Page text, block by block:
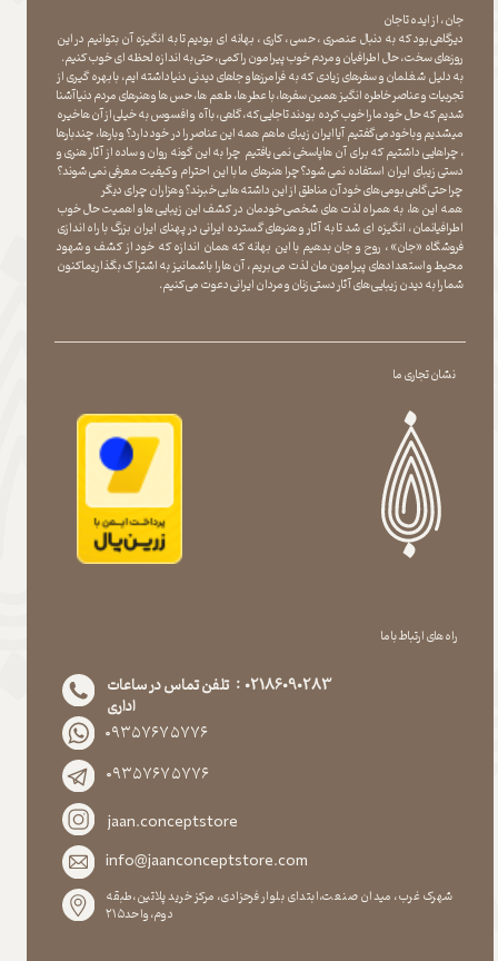
نشان تجاری ما
جان ، از ایده تا جان
دیرگاهی بود که به دنبال عنصری ، حسی ، کاری ، بهانه ای بودیم تا به انگیزه آن بتوانیم در این
روزهای سخت ، حال اطرافیان و مردم خوب پیرامون را کمی ، حتی به اندازه لحظه ای خوب کنیم.
به دلیل شغلمان و سفرهای زیادی که به فرامرزها و جاهای دیدنی دنیا داشته ایم، با بهره گیری از
تجربیات و عناصر خاطره انگیز همین سفرها ، با عطر ها ، طعم ها ، حس ها و هنرهای مردم دنیا آشنا
شدیم که حال خود ما را خوب کرده بودند تا جایی که، گاهی ، با آه و افسوس به خیلی از آن ها خیره
میشدیم و با خود می گفتیم آیا ایران زیبای ما هم همه این عناصر را در خود دارد؟ و بارها ، چندبارها
، چراهایی داشتیم که برای آن ها پاسخی نمی یافتیم چرا به این گونه روان و ساده از آثار هنری و
دستی زیبای ایران استفاده نمی شود؟چرا هنرهای ما با این احترام و کیفیت معرفی نمی شوند؟
چرا حتی گاهی بومی های خود آن مناطق از این داشته ها بی خبرند؟و هزاران چرای دیگر
​​​​​​​ همه این ها، به همراه لذت های شخصی خودمان در کشف این زیبایی ها و اهمیت حال خوب
اطرافیانمان ، انگیزه ای شد تا به آثار و هنرهای گسترده ایرانی در پهنای ایران بزرگ با راه اندازی
فروشگاه «جان» ، روح و جان بدهیم با این بهانه که همان اندازه که خود از کشف و شهود
محیط و استعدادهای پیرامون مان لذت می بریم ، آن ها را با شما نیز به اشتراک بگذاریماکنون
شما را به دیدن زیبایی های آثار دستی زنان و مردان ایرانی دعوت می کنیم.
راه های ارتباط با ما
02186090283 : تلفن تماس در ساعات
اداری
۰۹۳۵۷۶۷۵۷۷۶
۰۹۳۵۷۶۷۵۷۷۶
jaan.conceptstore
info@jaanconceptstore.com
شهرک غرب، میدان صنعت،ابتدای بلوار فرحزادی، مرکز خرید پلاتین،طبقه
دوم،واحد۲۱۵